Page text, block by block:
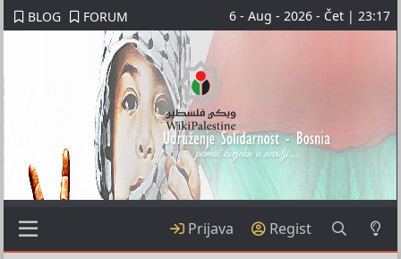
BLOG FORUM 6 - Aug - 2026 - Čet | 23:17
Prijava Regist